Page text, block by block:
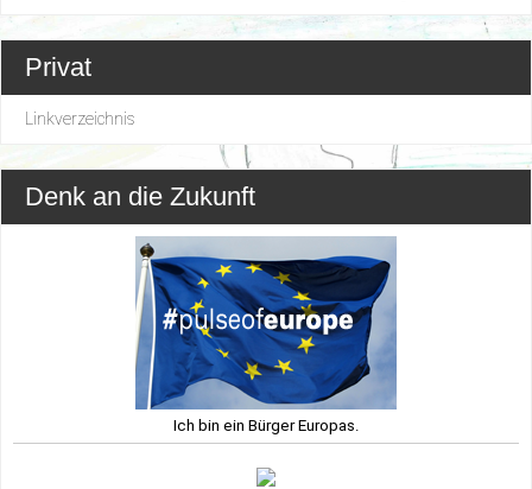
Privat
Linkverzeichnis
Denk an die Zukunft
Ich bin ein Bürger Europas.